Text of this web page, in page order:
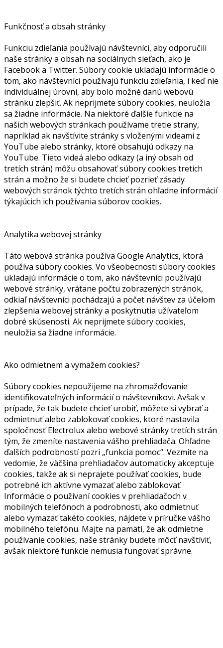
Funkčnosť a obsah stránky
Funkciu zdieľania používajú návštevníci, aby odporučili
naše stránky a obsah na sociálnych sieťach, ako je
Facebook a Twitter. Súbory cookie ukladajú informácie o
tom, ako návštevníci používajú funkciu zdieľania, i keď nie
individuálnej úrovni, aby bolo možné danú webovú
stránku zlepšiť. Ak neprijmete súbory cookies, neuložia
sa žiadne informácie. Na niektoré ďalšie funkcie na
našich webových stránkach používame tretie strany,
napríklad ak navštívite stránky s vloženými videami z
YouTube alebo stránky, ktoré obsahujú odkazy na
YouTube. Tieto videá alebo odkazy (a iný obsah od
tretích strán) môžu obsahovať súbory cookies tretích
strán a možno že si budete chcieť pozrieť zásady
webových stránok týchto tretích strán ohľadne informácií
týkajúcich ich používania súborov cookies.
Analytika webovej stránky
Táto webová stránka používa Google Analytics, ktorá
používa súbory cookies. Vo všeobecnosti súbory cookies
ukladajú informácie o tom, ako návštevníci používajú
webové stránky, vrátane počtu zobrazených stránok,
odkiaľ návštevníci pochádzajú a počet návštev za účelom
zlepšenia webovej stránky a poskytnutia užívateľom
dobré skúsenosti. Ak neprijmete súbory cookies,
neuložia sa žiadne informácie.
Ako odmietnem a vymažem cookies?
Súbory cookies nepoužijeme na zhromažďovanie
identifikovateľných informácií o návštevníkovi. Avšak v
prípade, že tak budete chcieť urobiť, môžete si vybrať a
odmietnuť alebo zablokovať cookies, ktoré nastavila
spoločnosť Electrolux alebo webové stránky tretích strán
tým, že zmeníte nastavenia vášho prehliadača. Ohľadne
ďalších podrobností pozri „funkcia pomoc“. Vezmite na
vedomie, že väčšina prehliadačov automaticky akceptuje
cookies, takže ak si neprajete používať cookies, bude
potrebné ich aktívne vymazať alebo zablokovať.
Informácie o používaní cookies v prehliadačoch v
mobilných telefónoch a podrobnosti, ako odmietnuť
alebo vymazať takéto cookies, nájdete v príručke vášho
mobilného telefónu. Majte na pamäti, že ak odmietne
používanie cookies, naše stránky budete môcť navštíviť,
avšak niektoré funkcie nemusia fungovať správne.